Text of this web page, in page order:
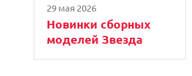
29 мая 2026
Новинки сборных
моделей Звезда